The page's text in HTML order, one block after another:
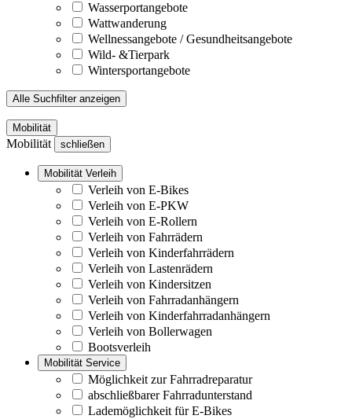
Wasserportangebote
Wattwanderung
Wellnessangebote / Gesundheitsangebote
Wild- &Tierpark
Wintersportangebote
Alle Suchfilter anzeigen
Mobilität
Mobilität schließen
Mobilität Verleih
Verleih von E-Bikes
Verleih von E-PKW
Verleih von E-Rollern
Verleih von Fahrrädern
Verleih von Kinderfahrrädern
Verleih von Lastenrädern
Verleih von Kindersitzen
Verleih von Fahrradanhängern
Verleih von Kinderfahrradanhängern
Verleih von Bollerwagen
Bootsverleih
Mobilität Service
Möglichkeit zur Fahrradreparatur
abschließbarer Fahrradunterstand
Lademöglichkeit für E-Bikes